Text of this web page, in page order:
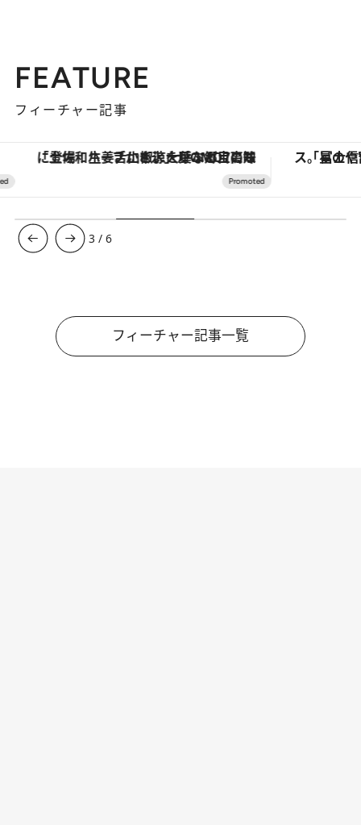
FEATURE
フィーチャー記事
「土佐和ハーブかき氷」がOMO7高知に登場！生姜、山椒、大葉など目にも舌にも涼を呼ぶ郷土の味
3 /6
フィーチャー記事一覧